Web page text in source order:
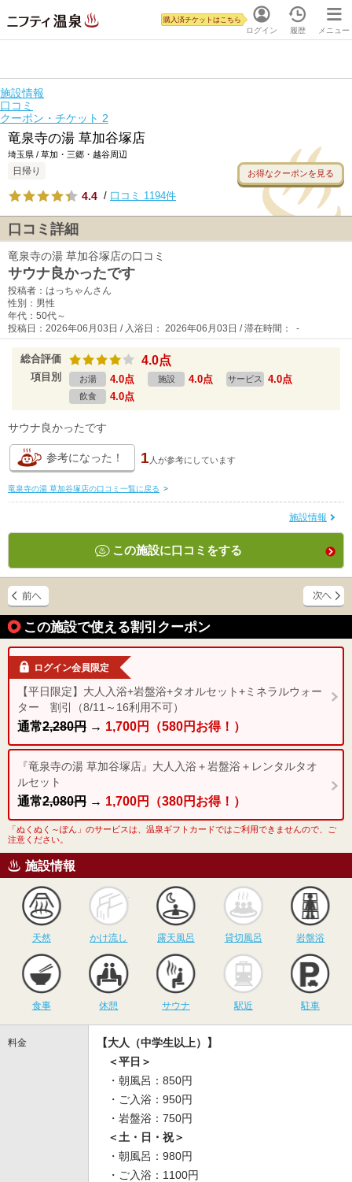
ログイン
購入済チケットはこちら
履歴 メニュー
施設情報
口コミ
クーポン・チケット 2
竜泉寺の湯 草加谷塚店
埼玉県 / 草加・三郷・越谷周辺
日帰り お得なクーポンを見る
4.4 / 口コミ 1194件
口コミ詳細
竜泉寺の湯 草加谷塚店の口コミ
サウナ良かったです
投稿者：はっちゃんさん
性別：男性
年代：50代～
投稿日：2026年06月03日 / 入浴日： 2026年06月03日 / 滞在時間： -
総合評価 4.0点
項目別 お湯 4.0点 施設 4.0点 サービス 4.0点
飲食 4.0点
サウナ良かったです
参考になった！ 1 人が参考にしています
竜泉寺の湯 草加谷塚店の口コミ一覧に戻る >
施設情報
この施設に口コミをする
この施設で使える割引クーポン
ログイン会員限定
【平日限定】大人入浴+岩盤浴+タオルセット+ミネラルウォー
ター 割引（8/11～16利用不可）
通常2,280円 → 1,700円（580円お得！）
『竜泉寺の湯 草加谷塚店』大人入浴＋岩盤浴＋レンタルタオ
ルセット
通常2,080円 → 1,700円（380円お得！）
「ぬくぬく～ぽん」のサービスは、温泉ギフトカードではご利用できませんので、ご
注意ください。
施設情報
天然
かけ流し
かけ流し
露天風呂
露天風呂
貸切風呂
貸切風呂 岩盤浴
食事 休憩
サウナ
サウナ 駅近 駐車
料金
【大人（中学生以上）】
＜平日＞
・朝風呂：850円
・ご入浴：950円
・岩盤浴：750円
＜土・日・祝＞
・朝風呂：980円
・ご入浴：1100円